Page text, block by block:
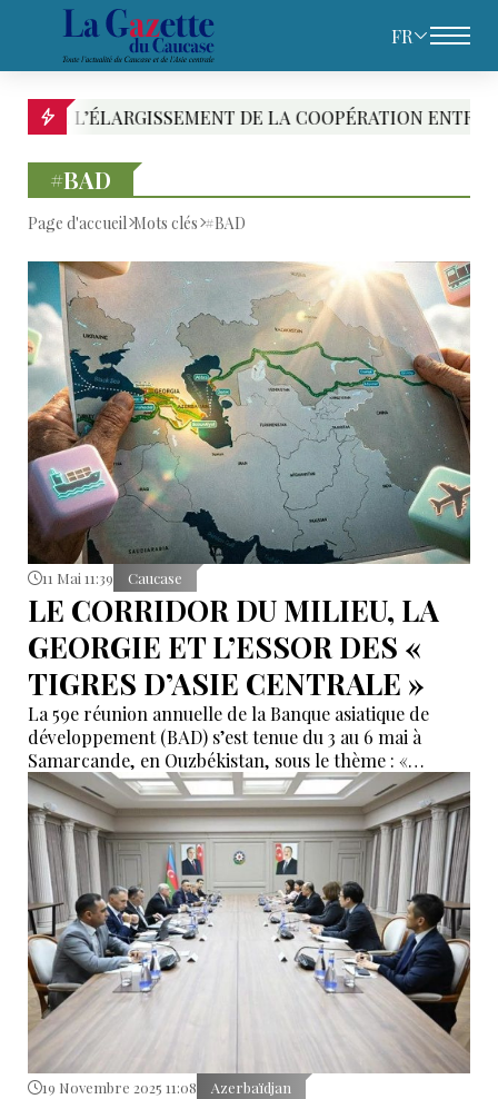
FR
DE LA COOPÉRATION ENTRE LE
#BAD
Page d'accueil Mots clés #BAD
11 Mai 11:39 Caucase
LE CORRIDOR DU MILIEU, LA
GEORGIE ET L’ESSOR DES «
TIGRES D’ASIE CENTRALE »
La 59e réunion annuelle de la Banque asiatique de
développement (BAD) s’est tenue du 3 au 6 mai à
Samarcande, en Ouzbékistan, sous le thème : «
Carrefour du progrès : vers un avenir régional
interconnecté ». Le choix de cette ville historique n’a
rien d’anodin. Carrefour des civilisations depuis des
siècles, Samarcande symbolise aujourd’hui le
déplacement progressif du centre de gravité
économique mondial vers l’intérieur du continent
asiatique.
19 Novembre 2025 11:08 Azerbaïdjan